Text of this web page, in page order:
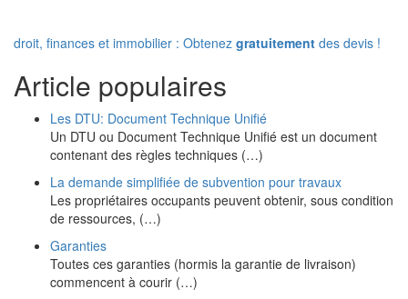
droit, finances et immobilier : Obtenez gratuitement des devis !
Article populaires
Les DTU: Document Technique Unifié
Un DTU ou Document Technique Unifié est un document
contenant des règles techniques (…)
La demande simplifiée de subvention pour travaux
Les propriétaires occupants peuvent obtenir, sous condition
de ressources, (…)
Garanties
Toutes ces garanties (hormis la garantie de livraison)
commencent à courir (…)